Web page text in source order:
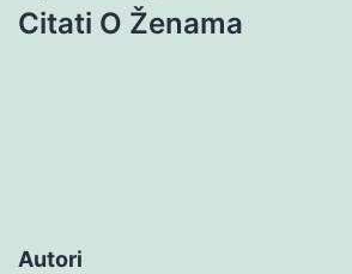
Citati O Ženama
Autori